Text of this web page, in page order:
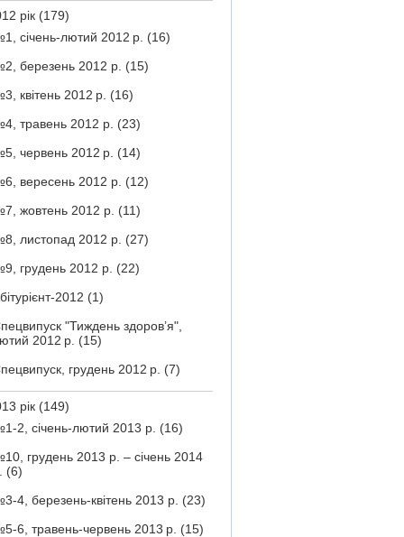
рік (179)
січень-лютий 2012 р. (16)
березень 2012 р. (15)
квітень 2012 р. (16)
травень 2012 р. (23)
червень 2012 р. (14)
вересень 2012 р. (12)
жовтень 2012 р. (11)
листопад 2012 р. (27)
грудень 2012 р. (22)
2012 (1)
"Тиждень здоров’я",
2012 р. (15)
грудень 2012 р. (7)
рік (149)
2, січень-лютий 2013 р. (16)
грудень 2013 р. – січень 2014
(6)
4, березень-квітень 2013 р. (23)
6, травень-червень 2013 р. (15)